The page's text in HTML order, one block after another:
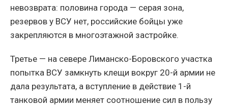
невозврата: половина города — серая зона,
резервов у ВСУ нет, российские бойцы уже
закрепляются в многоэтажной застройке.
Третье — на севере Лиманско-Боровского участка
попытка ВСУ замкнуть клещи вокруг 20-й армии не
дала результата, а вступление в действие 1-й
танковой армии меняет соотношение сил в пользу